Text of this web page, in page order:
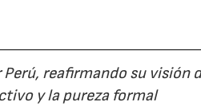
reafirmando su visión
y la pureza formal